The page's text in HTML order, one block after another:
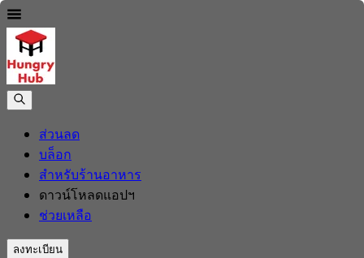
ส่วนลด
บล็อก
สำหรับร้านอาหาร
ดาวน์โหลดแอปฯ
ช่วยเหลือ
ลงทะเบียน